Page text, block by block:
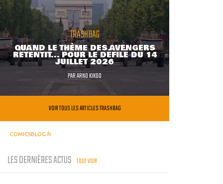
TRASHBAG
QUAND LE THÈME DES AVENGERS
RETENTIT... POUR LE DÉFILÉ DU 14
JUILLET 2026
PARARNO KIKOO
VOIR TOUS LES ARTICLES TRASHBAG
COMICSBLOG.fr
LES DERNIÈRES ACTUS TOUT VOIR